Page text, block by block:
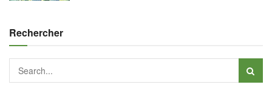
Rechercher